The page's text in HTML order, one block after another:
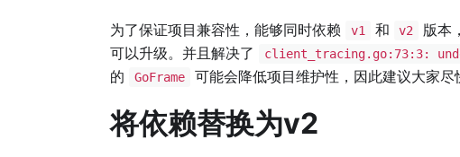
为了保证项目兼容性，能够同时依赖 v1 和 v2 版本
可以升级。并且解决了
client_tracing.go:73:3:
的
GoFrame 可能会降低项目维护性，因此建议大家尽
将依赖替换为v2